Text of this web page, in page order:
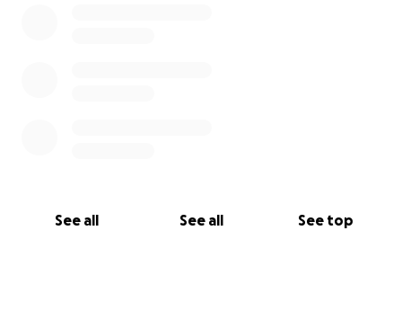
See all See all See top